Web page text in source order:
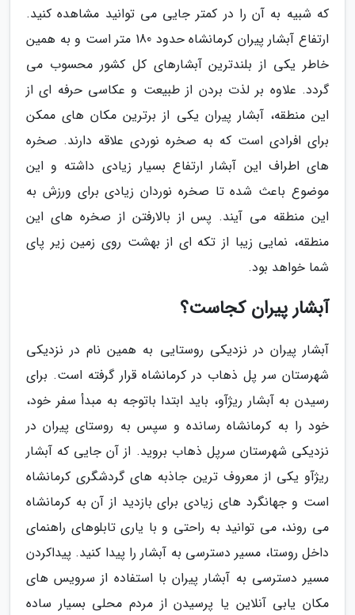
که شبیه به آن را در کمتر جایی می توانید مشاهده کنید.
ارتفاع آبشار پیران کرمانشاه حدود 180 متر است و به همین
خاطر یکی از بلندترین آبشارهای کل کشور محسوب می
گردد. علاوه بر لذت بردن از طبیعت و عکاسی حرفه ای از
این منطقه، آبشار پیران یکی از برترین مکان های ممکن
برای افرادی است که به صخره نوردی علاقه دارند. صخره
های اطراف این آبشار ارتفاع بسیار زیادی داشته و این
موضوع باعث شده تا صخره نوردان زیادی برای ورزش به
این منطقه می آیند. پس از بالارفتن از صخره های این
منطقه، نمایی زیبا از تکه ای از بهشت روی زمین زیر پای
شما خواهد بود.
آبشار پیران کجاست؟
آبشار پیران در نزدیکی روستایی به همین نام در نزدیکی
شهرستان سر پل ذهاب در کرمانشاه قرار گرفته است. برای
رسیدن به آبشار ریژآو، باید ابتدا باتوجه به مبدأ سفر خود،
خود را به کرمانشاه رسانده و سپس به روستای پیران در
نزدیکی شهرستان سرپل ذهاب بروید. از آن جایی که آبشار
ریژآو یکی از معروف ترین جاذبه های گردشگری کرمانشاه
است و جهانگرد های زیادی برای بازدید از آن به کرمانشاه
می روند، می توانید به راحتی و با یاری تابلوهای راهنمای
داخل روستا، مسیر دسترسی به آبشار را پیدا کنید. پیداکردن
مسیر دسترسی به آبشار پیران با استفاده از سرویس های
مکان یابی آنلاین یا پرسیدن از مردم محلی بسیار ساده